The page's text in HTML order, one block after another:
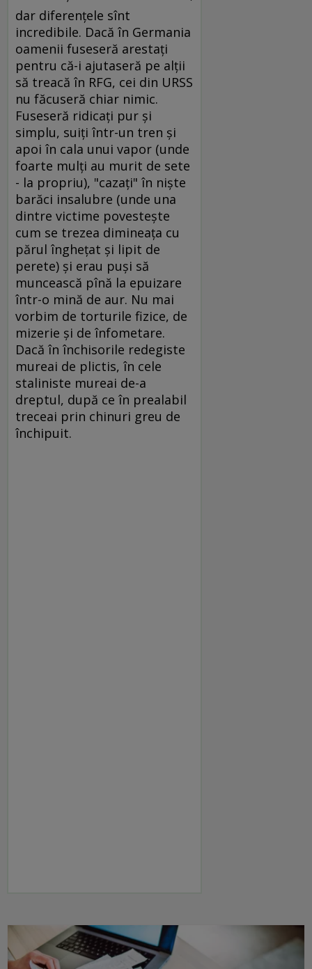
dar diferenţele sînt
incredibile. Dacă în Germania
oamenii fuseseră arestaţi
pentru că-i ajutaseră pe alţii
să treacă în RFG, cei din URSS
nu făcuseră chiar nimic.
Fuseseră ridicaţi pur şi
simplu, suiţi într-un tren şi
apoi în cala unui vapor (unde
foarte mulţi au murit de sete
- la propriu), "cazaţi" în nişte
barăci insalubre (unde una
dintre victime povesteşte
cum se trezea dimineaţa cu
părul îngheţat şi lipit de
perete) şi erau puşi să
muncească pînă la epuizare
într-o mină de aur. Nu mai
vorbim de torturile fizice, de
mizerie şi de înfometare.
Dacă în închisorile redegiste
mureai de plictis, în cele
staliniste mureai de-a
dreptul, după ce în prealabil
treceai prin chinuri greu de
închipuit.